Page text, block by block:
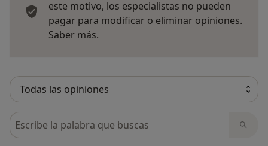
este motivo, los especialistas no pueden
pagar para modificar o eliminar opiniones.
Saber más.
Busca en opiniones